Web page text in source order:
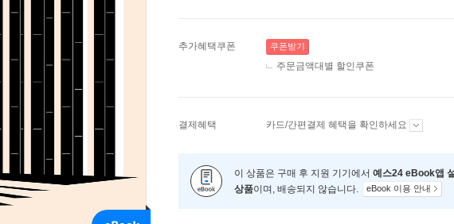
추가혜택쿠폰 쿠폰받기
주문금액대별 할인쿠폰
결제혜택 카드/간편결제 혜택을 확인하세요
이 상품은 구매 후 지원 기기에서 예스24 eBook앱
상품이며, 배송되지 않습니다. eBook 이용 안내